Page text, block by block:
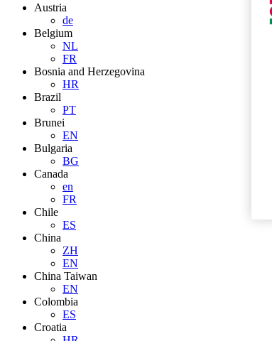
Austria
de
Belgium
NL
FR
Bosnia and Herzegovina
HR
Brazil
PT
Brunei
EN
Bulgaria
BG
Canada
en
FR
Chile
ES
China
ZH
EN
China Taiwan
EN
Colombia
ES
Croatia